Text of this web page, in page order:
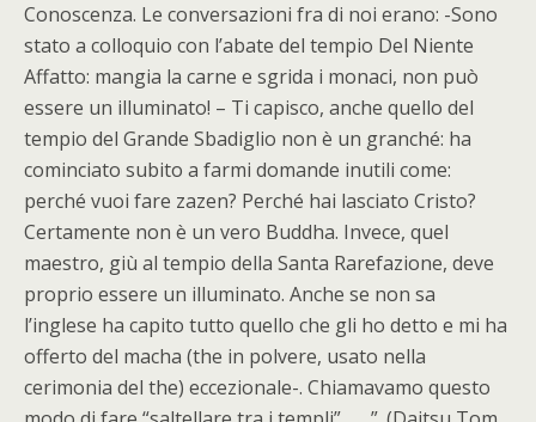
Conoscenza. Le conversazioni fra di noi erano: -Sono
stato a colloquio con l’abate del tempio Del Niente
Affatto: mangia la carne e sgrida i monaci, non può
essere un illuminato! – Ti capisco, anche quello del
tempio del Grande Sbadiglio non è un granché: ha
cominciato subito a farmi domande inutili come:
perché vuoi fare zazen? Perché hai lasciato Cristo?
Certamente non è un vero Buddha. Invece, quel
maestro, giù al tempio della Santa Rarefazione, deve
proprio essere un illuminato. Anche se non sa
l’inglese ha capito tutto quello che gli ho detto e mi ha
offerto del macha (the in polvere, usato nella
cerimonia del the) eccezionale-. Chiamavamo questo